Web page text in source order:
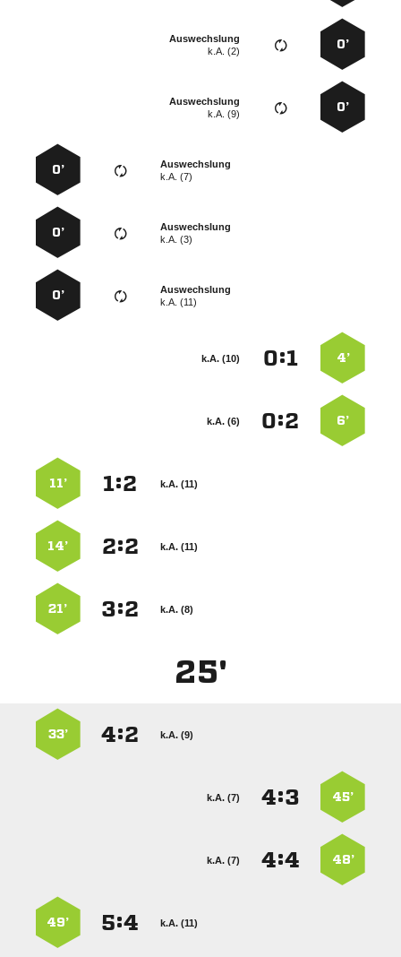
0’
Auswechslung
k.A. (2)
0’
Auswechslung
k.A. (9)
Auswechslung
k.A. (7)
0’
Auswechslung
k.A. (3)
0’
Auswechslung
k.A. (11)
0’
4’
:
k.A. (10)
6’
:
k.A. (6)
k.A. (11)
:
11’
k.A. (11)
:
14’
k.A. (8)
:
21’
25'
k.A. (9)
:
33’
45’
:
k.A. (7)
48’
:
k.A. (7)
k.A. (11)
:
49’